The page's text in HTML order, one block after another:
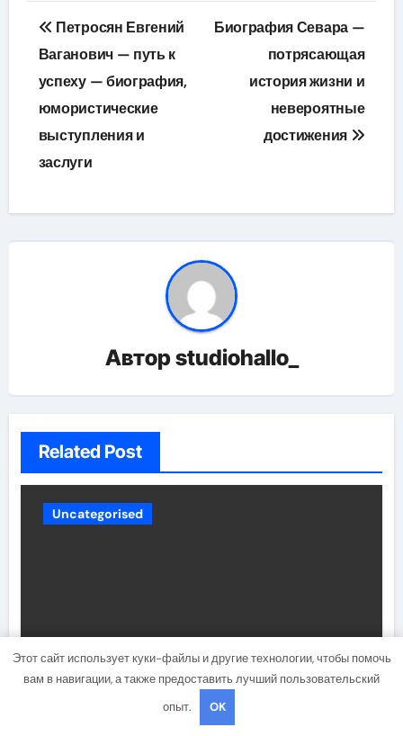
Навигация
по
записям
Петросян Евгений
Ваганович — путь к
успеху — биография,
юмористические
выступления и
заслуги
Биография Севара —
потрясающая
история жизни и
невероятные
достижения
Авторstudiohallo_
Related Post
Uncategorised
Липосаркома мягких тканей:
высокодифференцированная,
Этот сайт использует куки-файлы и другие технологии, чтобы помочь
вам в навигации, а также предоставить лучший пользовательский
опыт.
OK